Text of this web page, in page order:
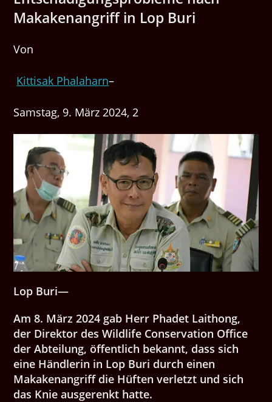
Makakenangriff in Lop Buri
Von
Kittisak Phalaharn–
Samstag, 9. März 2024, 2
Lop Buri—
Am 8. März 2024 gab Herr Phadet Laithong,
der Direktor des Wildlife Conservation Office
der Abteilung, öffentlich bekannt, dass sich
eine Händlerin in Lop Buri durch einen
Makakenangriff die Hüften verletzt und sich
das Knie ausgerenkt hatte.